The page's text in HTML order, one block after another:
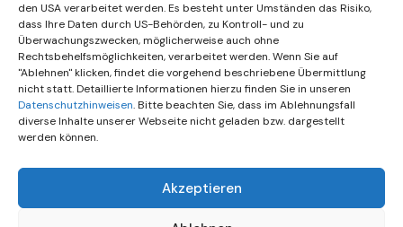
den USA verarbeitet werden. Es besteht unter Umständen das Risiko,
dass Ihre Daten durch US-Behörden, zu Kontroll- und zu
Überwachungszwecken, möglicherweise auch ohne
Rechtsbehelfsmöglichkeiten, verarbeitet werden. Wenn Sie auf
"Ablehnen" klicken, findet die vorgehend beschriebene Übermittlung
nicht statt. Detaillierte Informationen hierzu finden Sie in unseren
Datenschutzhinweisen. Bitte beachten Sie, dass im Ablehnungsfall
diverse Inhalte unserer Webseite nicht geladen bzw. dargestellt
werden können.
Akzeptieren
Gemeinsames Friedensgebet
Setzt Zeichen …
15. Juli 2026